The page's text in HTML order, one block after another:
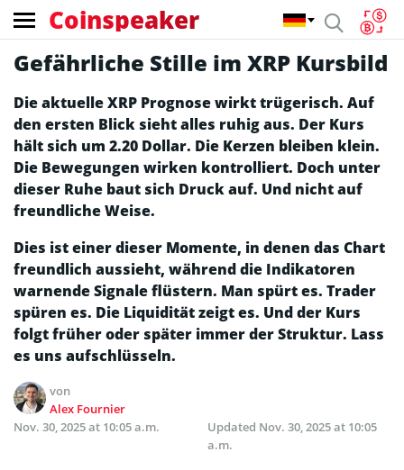
Coinspeaker
Gefährliche Stille im XRP Kursbild
Die aktuelle XRP Prognose wirkt trügerisch. Auf
den ersten Blick sieht alles ruhig aus. Der Kurs
hält sich um 2.20 Dollar. Die Kerzen bleiben klein.
Die Bewegungen wirken kontrolliert. Doch unter
dieser Ruhe baut sich Druck auf. Und nicht auf
freundliche Weise.
Dies ist einer dieser Momente, in denen das Chart
freundlich aussieht, während die Indikatoren
warnende Signale flüstern. Man spürt es. Trader
spüren es. Die Liquidität zeigt es. Und der Kurs
folgt früher oder später immer der Struktur. Lass
es uns aufschlüsseln.
von
Alex Fournier
Nov. 30, 2025 at 10:05 a.m.
Updated Nov. 30, 2025 at 10:05
a.m.